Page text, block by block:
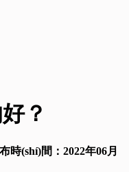
？
時(shí)間：2022年06月